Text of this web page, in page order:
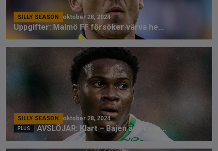
SILLY SEASON oktober 28, 2024
Uppgifter: Malmö FF försöker värva hem Robin Olsen
SILLY SEASON oktober 28, 2024
AVSLÖJAR: Klart – Bajen är överens – säljs för stora pengar